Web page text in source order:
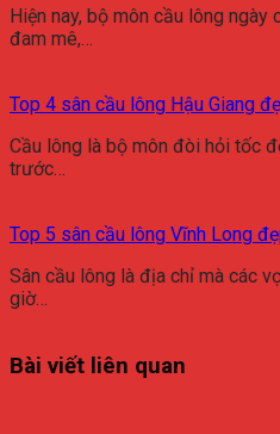
Hiện nay, bộ môn cầu lông ngày
đam mê,…
Top 4 sân cầu lông Hậu Giang
Cầu lông là bộ môn đòi hỏi tốc
trước…
Top 5 sân cầu lông Vĩnh Long
Sân cầu lông là địa chỉ mà các
giờ…
Bài viết liên quan